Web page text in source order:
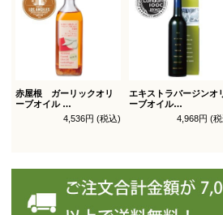
赤屋根 ガーリックオリ
ーブオイル
4,536円 (税込)
エキストラバージンオ
ーブオイル
トルトサ 450g 1本箱入
（スペイン自社農園産
4,968円 (